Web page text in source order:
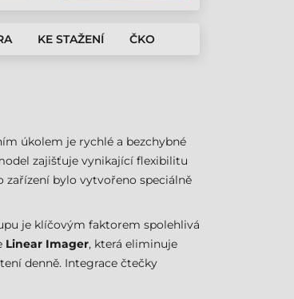
KE STAŽENÍ ČKO
úkolem je rychlé a bezchybné
zajišťuje vynikající flexibilitu
zařízení bylo vytvořeno speciálně
je klíčovým faktorem spolehlivá
Linear Imager, která eliminuje
denně. Integrace čtečky